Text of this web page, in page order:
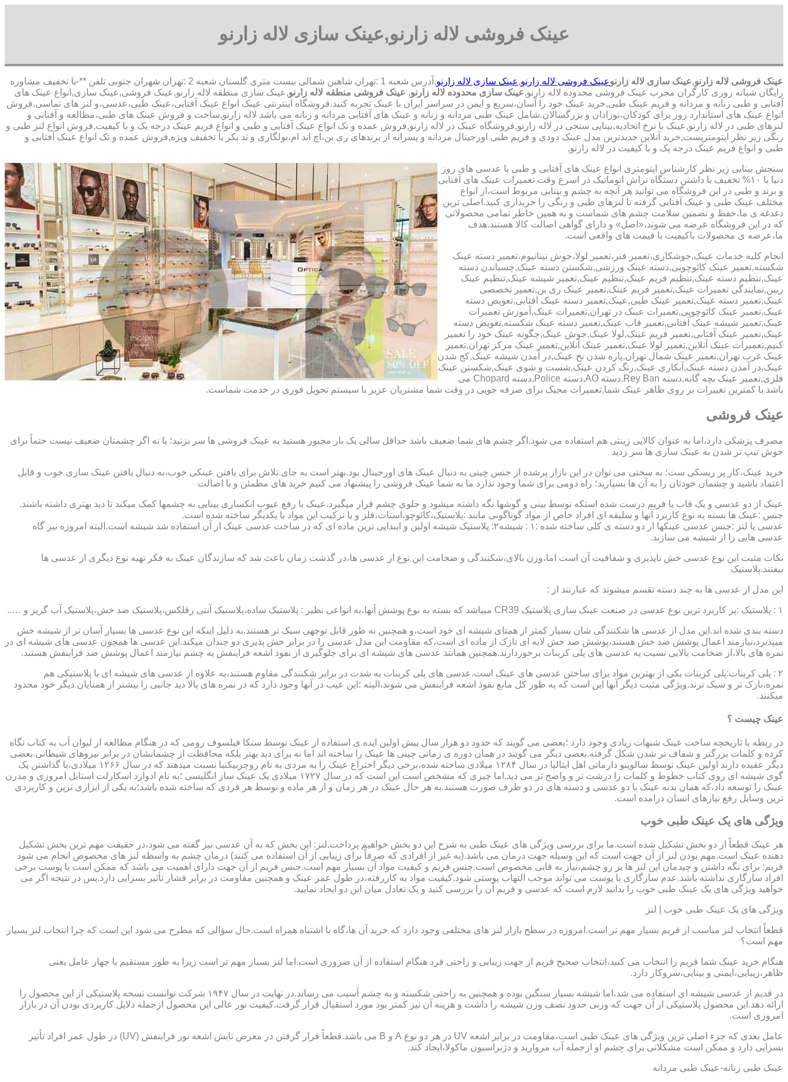
عینک فروشی لاله زارنو,عینک سازی لاله زارنو
عینک فروشی لاله زارنو,عینک سازی لاله زارنوعینک فروشی لاله زارنو,عینک سازی لاله زارنو
,آدرس شعبه 1 :تهران شاهین شمالی بیست متری گلستان شعبه 2 :تهران شهران جنوبی تلفن **-با تخفیف مشاوره
رایگان شبانه روزی کارگران مجرب عینک فروشی محدوده لاله زارنو,عینک سازی محدوده لاله زارنو, عینک فروشی منطقه لاله زارنو,عینک سازی منطقه لاله زارنو,عینک فروشی,عینک سازی,انواع عینک های
آفتابی و طبی زنانه و مردانه و فریم عینک طبی,خرید عینک خود را آسان،سریع و ایمن در سراسر ایران با عینک تجربه کنید.فروشگاه اینترنتی عینک انواع عینک آفتابی،عینک طبی،عدسی،و لنز های تماسی,فروش
انواع عینک های استاندارد روز برای کودکان،نوزادان و بزرگسالان.شامل عینک طبی مردانه و زنانه و عینک های آفتابی مردانه و زنانه می باشد لاله زارنو,ساخت و فروش عینک های طبی،مطالعه و آفتابی و
لنزهای طبی در لاله زارنو,عینک با نرخ اتحادیه,بینایی سنجی در لاله زارنو,فروشگاه عینک در لاله زارنو,فروش عمده و تک انواع عینک آفتابی و طبی و انواع فریم عینک درجه یک و با کیفیت,فروش انواع لنز طبی و
رنگی زیر نظر اپتومتریست,خرید آنلاین جدیدترین مدل عینک دودی و فریم طبی اورجینال مردانه و پسرانه از برندهای ری بن،اچ اند ام،بولگاری و تد بکر با تخفیف ویژه,فروش عمده و تک انواع عینک آفتابی و
طبی و انواع فریم عینک درجه یک و با کیفیت در لاله زارنو,
سنجش بینایی زیر نظر کارشناس اپتومتری انواع عینک های آفتابی و طبی با عدسی های روز
دنیا با ۱۰% تخفیف با داشتن دستگاه تراش اتوماتیک در اسرع وقت تعمیرات عینک های آفتابی
و برند و طبی در این فروشگاه می توانید هر آنچه به چشم و بینایی مربوط است،از انواع
مختلف عینک طبی و عینک آفتابی گرفته تا لنزهای طبی و رنگی را خریداری کنید.اصلی ترین
دغدغه ی ما،حفظ و تضمین سلامت چشم های شماست و به همین خاطر تمامی محصولاتی
که در این فروشگاه عرضه می شوند،«اصل» و دارای گواهی اصالت کالا هستند.هدف
ما،عرضه ی محصولات باکیفیت با قیمت های واقعی است.
انجام کلیه خدمات عینک,جوشکاری،تعمیر فنر،تعمیر لولا،جوش تیتانیوم،تعمیر دسته عینک
شکسته,تعمیر عینک کائوچویی,دسته عینک ورزشی,شکستن دسته عینک,چسباندن دسته
عینک,تنظیم دسته عینک,تنظیم فریم عینک,تنظیم عینک,تعمیر شیشه عینک,تنظیم عینک
ریبن,نمایندگی تعمیرات عینک,تعمیر فریم عینک,تعمیر عینک ری بن,تعمیر تخصصی
عینک,تعمیر دسته عینک,تعمیر عینک طبی,عینک,تعمیر دسته عینک افتابی,تعویض دسته
عینک,تعمیر عینک کائوچویی,تعمیرات عینک در تهران,تعمیرات عینک,آموزش تعمیرات
عینک,تعمیر شیشه عینک آفتابی,تعمیر قاب عینک,تعمیر دسته عینک شکسته,تعویض دسته
عینک,تعمیر عینک آفتابی,تعمیر فریم عینک,لولا عینک,جوش عینک,چگونه عینک خود را تعمیر
کنیم,تعمیرات عینک آنلاین,تعمیر لولا عینک,تعمیر عینک آنلاین,تعمیر عینک مرکز تهران,تعمیر
عینک غرب تهران,تعمیر عینک شمال تهران,پاره شدن نخ عینک,در آمدن شیشه عینک,کج شدن
عینک,در آمدن دسته عینک,آبکاری عینک,رنگ کردن عینک,شست و شوی عینک,شکستن عینک
فلزی,تعمیر عینک بچه گانه,دسته Rey Ban,دسته AO,دسته Police,دسته Chopard می
باشد.با کمترین تغییرات بر روی ظاهر عینک شما,تعمیرات مجیک برای صرفه جویی در وقت شما مشتریان عزیز با سیستم تحویل فوری در خدمت شماست.
عینک فروشی
مصرف پزشکی دارد،اما به عنوان کالایی زینتی هم استفاده می شود.اگر چشم های شما ضعیف باشد حداقل سالی یک بار مجبور هستید به عینک فروشی ها سر بزنید؛ یا نه اگر چشمتان ضعیف نیست حتماً برای
خوش تیپ تر شدن به عینک سازی ها سر زدید
خرید عینک،کار پر ریسکی ست؛ به سختی می توان در این بازار پرشده از جنس چینی به دنبال عینک های اورجینال بود.بهتر است به جای تلاش برای یافتن عینکی خوب،به دنبال یافتن عینک سازی خوب و قابل
اعتماد باشید و چشمان خودتان را به آن ها بسپارید؛ راه دومی برای شما وجود ندارد ما به شما عینک فروشی را پیشنهاد می کنیم خرید های مطمئن و با اصالت
عینک از دو عدسی و یک قاب یا فریم درست شده استکه توسط بینی و گوشها نگه داشته میشود و جلوی چشم قرار میگیرد.عینک با رفع عیوب انکساری بینایی به چشمها کمک میکند تا دید بهتری داشته باشند.
جنس :عینک ها بسته به نوع کاربرد آنها و سلیقه ای افراد خاص از مواد گوناگونی مانند :پلاستیک،کائوچو،استات،فلز و یا ترکیب این مواد با یکدیگر ساخته شده است.
عدسی یا لنز :جنس عدسی عینکها از دو دسته ی کلی ساخته شده :۱ : شیشه۲: پلاستیک شیشه اولین و ابندایی ترین ماده ای که در ساخت عدسی عینک از آن استفاده شد شیشه است.البته امروزه نیز گاه
عدسی هایی را از شیشه می سازند.
نکات مثبت این نوع عدسی خش ناپذیری و شفافیت آن است اما،وزن بالای،شکنندگی و ضخامت این نوع از عدسی ها،در گذشت زمان باعث شد که سازندگان عینک به فکر تهیه نوع دیگری از عدسی ها
بیفتند.پلاستیک
این مدل از عدسی ها به چند دسته تقسم میشوند که عبارتند از :
۱ : پلاستیک :پر کاربرد ترین نوع عدسی در صنعت عینک سازی پلاستیک CR39 میباشد که بسته به نوع پوشش آنها،به انواعی نظیر : پلاستیک ساده،پلاستیک آنتی رفلکس،پلاستیک ضد خش،پلاستیک آب گریز و …..
دسته بندی شده اند.این مدل از عدسی ها شکنندگی شان بسیار کمتر از همتای شیشه ای خود است،و همچنین به طور قابل توجهی سبک تر هستند.به دلیل اینکه این نوع عدسی ها بسیار آسان تر از شیشه خش
میپذیرد،نیازمند اعمال پوشش ضد خش هستند،پوشش ضد خش لایه ای نازک از ماده ای است،که مقاومت این مدل عدسی را در برابر خش پذیری دو چندان میکند.این عدسی ها همچون عدسی های شیشه ای در
نمره های بالا،از ضخامت بالایی نسبت به عدسی های پلی کربنات برخوردارند.همچنین همانند عدسی های شیشه ای برای جلوگیری از نفوذ اشعه فرابنفش به چشم نیازمند اعمال پوشش ضد فرابنفش هستند.
۲ : پلی کربنات:پلی کربنات یکی از بهترین مواد برای ساختن عدسی های عینک است.عدسی های پلی کربنات به شدت در برابر شکنندگی مقاوم هستند،به علاوه از عدسی های شیشه ای یا پلاستیکی هم
نمره،نازک تر و سبک ترند.ویژگی مثبت دیگر آنها این است که به طور کل مانع نفوذ اشعه فرابنفش می شوند،البته ؛این عیب در آنها وجود دارد که در نمره های بالا دید جانبی را بیشتر از همتایان دیگر خود محدود
میکنند.
عینک چیست ؟
در ربطه با تاریخچه ساخت عینک شبهات زیادی وجود دارد ؛بعضی می گویند که حدود دو هزار سال پیش اولین ایده ی استفاده از عینک توسط سنکا فیلسوف رومی که در هنگام مطالعه از لیوان آب به کتاب نگاه
کرده و کلمات بزرگتر و شفاف تر شدن شکل گرفته.بعضی دیگر می گویند در همان دوره ی زمانی چینی ها عینک را ساخته اند اما نه برای دید بهتر بلکه محافظت از چشمانشان در برابر نیروهای شیطانی.بعضی
دیگر عقیده دارند اولین عینک توسط سالوینو دارماتی اهل ایتالیا در سال ۱۲۸۴ میلادی ساخته شده،برخی دیگر اختراع عینک را به مردی به نام روچربیکنبا نسبت میدهند که در سال ۱۲۶۶ میلادی،با گذاشتن یک
گوی شیشه ای روی کتاب خطوط و کلمات را درشت تر و واضح تر می دید.اما چیزی که مشخص است این است که در سال ۱۷۲۷ میلادی یک عینک ساز انگلیسی ؛به نام ادوارد اسکارلت استایل امروزی و مدرن
عینک را توسعه داد،که همان بدنه عینک با دو عدسی و دسته های در دو طرف صورت هستند.به هر حال عینک در هر زمان و از هر ماده و توسط هر فردی که ساخته شده باشد؛به یکی از ابزاری ترین و کاربردی
ترین وسایل رفع نیازهای انسان درامده است.
ویژگی های یک عینک طبی خوب
هر عینک قطعاً از دو بخش تشکیل شده است.ما برای بررسی ویژگی های عینک طبی به شرح این دو بخش خواهیم پرداخت.لنز: این بخش که به آن عدسی نیز گفته می شود،در حقیقت مهم ترین بخش تشکیل
دهنده عینک است.مهم بودن لنز از آن جهت است که این وسیله جهت درمان می باشد.(به غیر از افرادی که صرفاً برای زیبایی از آن استفاده می کنند) درمان چشم به واسطه لنز های مخصوص انجام می شود
فریم: برای نگه داشتن و چیدمان این لنز ها بر رو چشم،نیاز به قابی مخصوص است.جنس فریم و کیفیت مواد آن بسیار مهم است.جنس فریم از آن جهت دارای اهمیت می باشد که ممکن است با پوست برخی
افراد سازگاری نداشته باشد.عدم سازگاری با پوست می تواند موجب التهاب پوستی شود.کیفیت مواد به کاررفته،در طول عمر عینک و همچنین مقاومت در برابر فشار تأثیر بسزایی دارد.پس در نتیجه اگر می
خواهید ویژگی های یک عینک طبی خوب را بدانید لازم است که عدسی و فریم آن را بررسی کنید و یک تعادل میان این دو ایجاد نمایید.
ویژگی های یک عینک طبی خوب | لنز
قطعاً انتخاب لنز مناسب از فریم بسیار مهم تر است.امروزه در سطح بازار لنز های مختلفی وجود دارد که خرید آن ها،گاه با اشتباه همراه است.حال سؤالی که مطرح می شود این است که چرا انتخاب لنز بسیار
مهم است؟
هنگام خرید عینک شما فریم را انتخاب می کنید،انتخاب صحیح فریم از جهت زیبایی و راحتی فرد هنگام استفاده از آن ضروری است.اما لنز بسیار مهم تر است زیرا به طور مستقیم با چهار عامل یعنی
ظاهر،زیبایی،ایمنی و بینایی،سروکار دارد.
در قدیم از عدسی شیشه ای استفاده می شد،اما شیشه بسیار سنگین بوده و همچنین به راحتی شکسته و به چشم آسیب می رساند.در نهایت در سال ۱۹۴۷ شرکت توانست نسخه پلاستیکی از این محصول را
ارائه دهد.این محصول پلاستیکی از آن جهت که وزنی حدود نصف وزن شیشه را داشت و هزینه آن نیز کمتر بود مورد استقبال قرار گرفت.کیفیت نور عالی این محصول ازجمله دلایل کاربردی بودن آن در بازار
امروزی است.
عامل بعدی که جزء اصلی ترین ویژگی های عینک طبی است،مقاومت در برابر اشعه UV در هر دو نوع A و B می باشد.قطعاً قرار گرفتن در معرض تابش اشعه نور فرابنفش (UV) در طول عمر افراد تأثیر
بسزایی دارد و ممکن است مشکلاتی برای چشم او ازجمله آب مروارید و دژنراسیون ماکولا،ایجاد کند.
عینک طبی زنانه-عینک طبی مردانه